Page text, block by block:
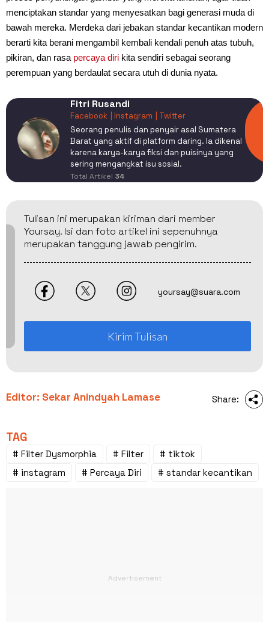
menciptakan standar yang menyesatkan bagi generasi muda di
bawah mereka. Merdeka dari jebakan standar kecantikan modern
berarti kita berani mengambil kembali kendali penuh atas tubuh,
pikiran, dan rasa percaya diri kita sendiri sebagai seorang
perempuan yang berdaulat secara utuh di dunia nyata.
Fitri Rusandi
Facebook | Instagram
| Twitter
Seorang penulis dan penyair asal Sumatera
Barat yang aktif di platform daring. Ia dikenal
karena karya-karya fiksi dan puisinya yang
sering mengangkat isu sosial.
Total Artikel 34
Tulisan ini merupakan kiriman dari member
Yoursay. Isi dan foto artikel ini sepenuhnya
merupakan tanggung jawab pengirim.
yoursay@suara.com
Kirim Tulisan
Editor: Sekar Anindyah Lamase Share:
TAG
# Filter Dysmorphia # Filter
# tiktok
# instagram
# Percaya Diri # standar kecantikan